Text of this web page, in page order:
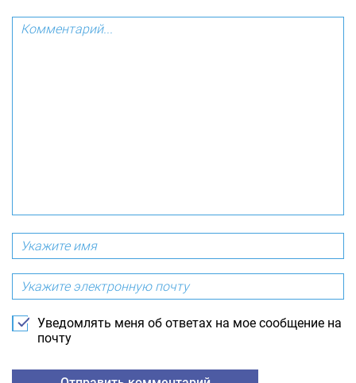
Уведомлять меня об ответах на мое сообщение на
почту